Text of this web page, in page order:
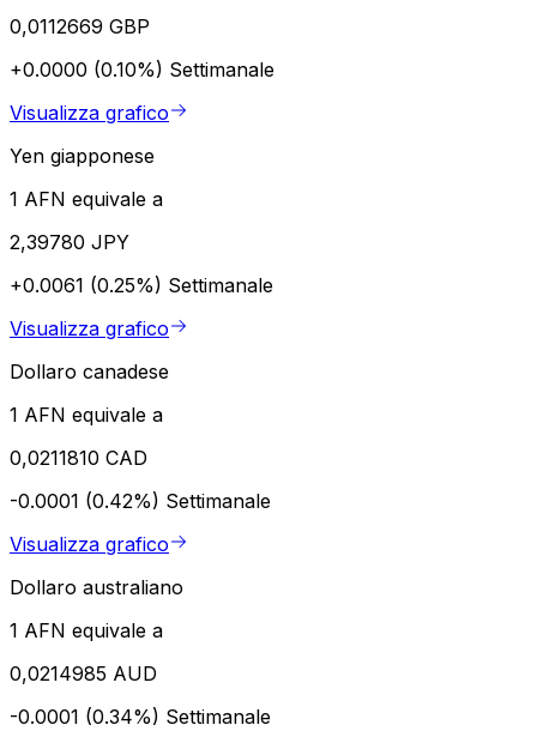
0,0112669 GBP
+0.0000 (0.10%) Settimanale
Visualizza grafico
Yen giapponese
1 AFN equivale a
2,39780 JPY
+0.0061 (0.25%) Settimanale
Visualizza grafico
Dollaro canadese
1 AFN equivale a
0,0211810 CAD
-0.0001 (0.42%) Settimanale
Visualizza grafico
Dollaro australiano
1 AFN equivale a
0,0214985 AUD
-0.0001 (0.34%) Settimanale